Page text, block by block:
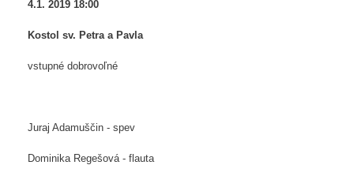
4.1. 2019 18:00
Kostol sv. Petra a Pavla
vstupné dobrovoľné
Juraj Adamuščin - spev
Dominika Regešová - flauta